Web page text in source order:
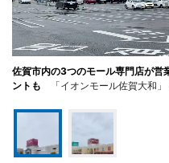
佐賀市内の3つのモール専門店が
ントも 「イオンモール佐賀大和」